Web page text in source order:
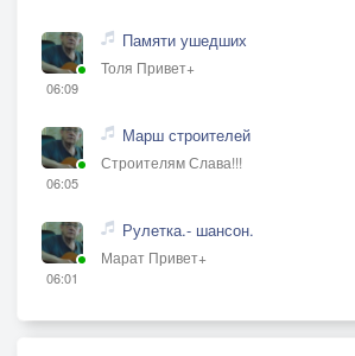
06:09
Памяти ушедших
Толя Привет+
06:05
Марш строителей
Строителям Слава!!!
06:01
Рулетка.- шансон.
Марат Привет+